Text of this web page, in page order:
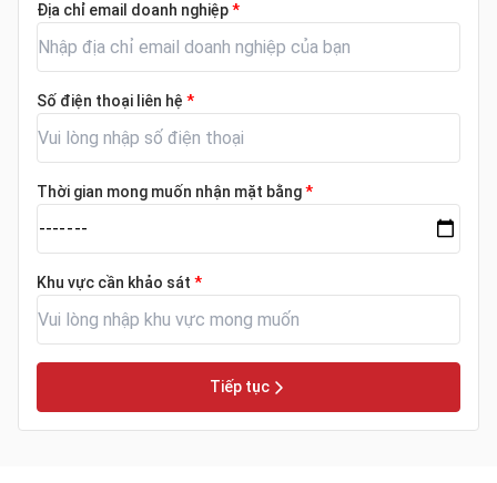
Địa chỉ email doanh nghiệp*
Số điện thoại liên hệ *
Thời gian mong muốn nhận mặt bằng*
Khu vực cần khảo sát *
Tiếp tục